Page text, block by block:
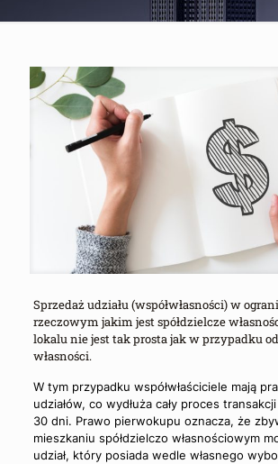
Sprzedaż udziału (współwłasności) w
rzeczowym jakim jest spółdzielcze
lokalu nie jest tak prosta jak w przypadku
własności.
W tym przypadku współwłaściciele mają
udziałów, co wydłuża cały proces
30 dni. Prawo pierwokupu oznacza, że
mieszkaniu spółdzielczo własnościowym
udział, który posiada wedle własnego